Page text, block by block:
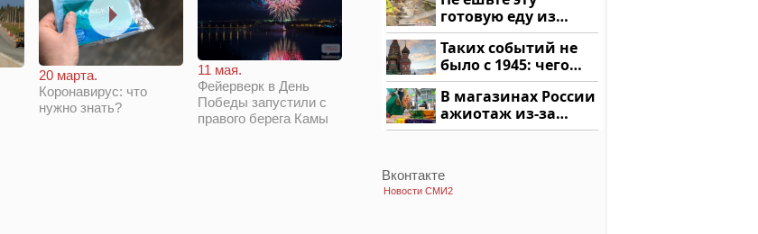
20 марта.
Коронавирус: что
нужно знать?
11 мая.
Фейерверк в День
Победы запустили с
правого берега Камы
готовую еду из
магазина: список
Таких событий не
было с 1945: чего
ждать всем нам?
В магазинах России
ажиотаж из-за
этого продукта: что
Вконтакте
Новости СМИ2